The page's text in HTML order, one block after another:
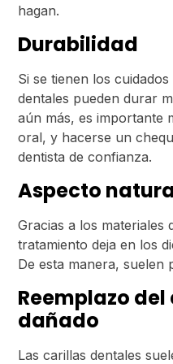
hagan.
Durabilidad
Si se tienen los
dentales pueden durar
aún más, es importante
oral, y hacerse un
dentista de confianza.
Aspecto
Gracias a los materiales
tratamiento deja en los
De esta manera, suelen
Reemplazo
dañado
Las carillas dentales